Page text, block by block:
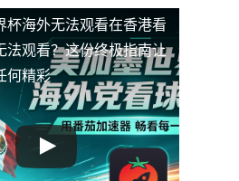
杯海外无法观看在香港看
法观看？这份终极指南让
何精彩